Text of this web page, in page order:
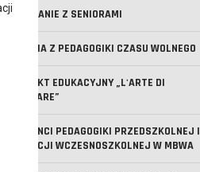
SPOTKANIE Z SENIORAMI
ZAJĘCIA Z PEDAGOGIKI CZASU WOLNEGO
PROJEKT EDUKACYJNY „L'ARTE DI
MANGIARE”
STUDENCI PEDAGOGIKI PRZEDSZKOLNEJ I
EDUKACJI WCZESNOSZKOLNEJ W MBWA